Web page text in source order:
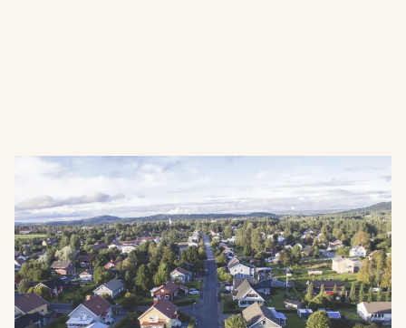
Bo på Airbnb
Hyr någons hem eller stuga i Vännäs genom Airbnb!
Hitta boende